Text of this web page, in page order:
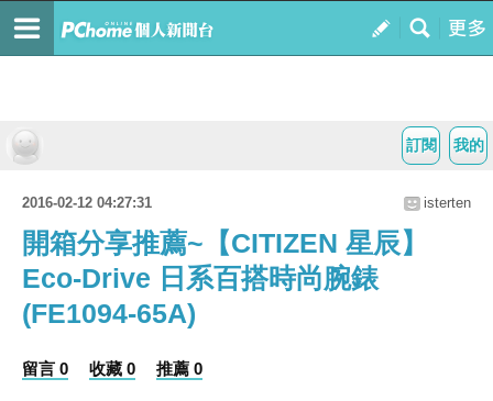
我的
訂閱
2016-02-12 04:27:31 isterten
開箱分享推薦~【CITIZEN 星辰】
Eco-Drive 日系百搭時尚腕錶
(FE1094-65A)
留言 0 收藏 0 推薦 0